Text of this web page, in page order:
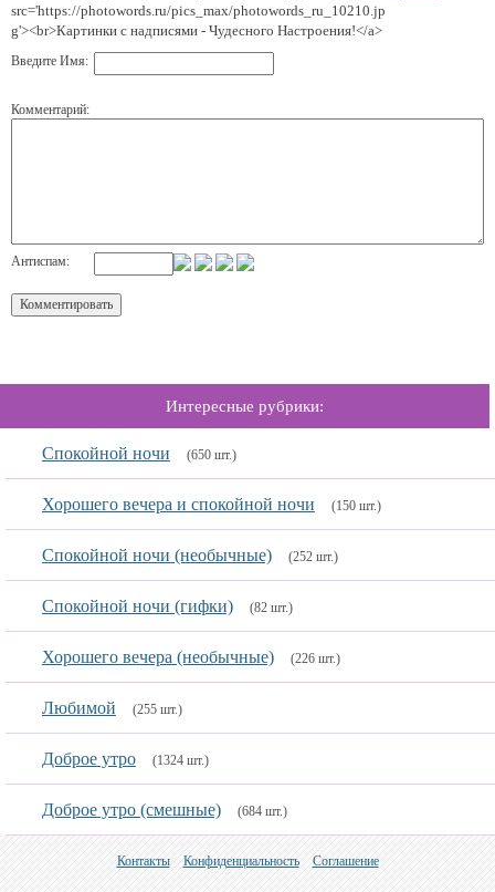
src='https://photowords.ru/pics_max/photowords_ru_10210.jp
g'><br>Картинки с надписями - Чудесного Настроения!</a>
Введите Имя:
Комментарий:
Антиспам:
Интересные рубрики:
Спокойной ночи (650 шт.)
Хорошего вечера и спокойной ночи (150 шт.)
Спокойной ночи (необычные) (252 шт.)
Спокойной ночи (гифки) (82 шт.)
Хорошего вечера (необычные) (226 шт.)
Любимой (255 шт.)
Доброе утро (1324 шт.)
Доброе утро (смешные) (684 шт.)
Контакты Конфиденциальность Соглашение